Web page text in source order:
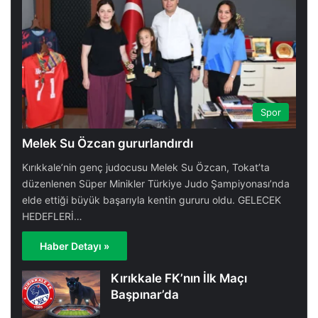
Kesme Kadayıf Tarifi - Kırıkkale / Keskin
02:5024 Ağustos 2023
Tuvalak Tarifi - Kırıkkale / Keskin
24 Ağustos 2023
19
Bal Kabağı Dolması Tarifi - Kırıkkale /
Bahşili
00:5024 Ağustos 2023
20
09:5523 Eylül 2022
21 Ahilik Tanıtım Filmi
01:1523 Eylül 2022
Spor
Melek Su Özcan gururlandırdı
Kırıkkale’nin genç judocusu Melek Su Özcan, Tokat’ta
düzenlenen Süper Minikler Türkiye Judo Şampiyonası’nda
elde ettiği büyük başarıyla kentin gururu oldu. GELECEK
HEDEFLERİ…
Haber Detayı »
Kırıkkale FK’nın İlk Maçı
Başpınar’da